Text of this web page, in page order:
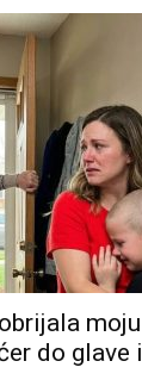
moju
do glave i